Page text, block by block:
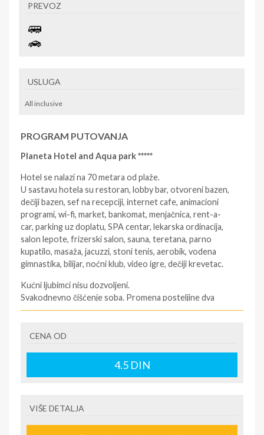
PREVOZ
USLUGA
All inclusive
PROGRAM PUTOVANJA
Planeta Hotel and Aqua park *****
Hotel se nalazi na 70 metara od plaže.
U sastavu hotela su restoran, lobby bar, otvoreni bazen,
dečiji bazen, sef na recepciji, internet cafe, animacioni
programi, wi-fi, market, bankomat, menjačnica, rent-a-
car, parking uz doplatu, SPA centar, lekarska ordinacija,
salon lepote, frizerski salon, sauna, teretana, parno
kupatilo, masaža, jacuzzi, stoni tenis, aerobik, vodena
gimnastika, bilijar, noćni klub, video igre, dečiji krevetac.
Kućni ljubimci nisu dozvoljeni.
Svakodnevno čišćenje soba. Promena posteljine dva
puta nedeljno a peškira svakog dana. Kozmetićki set u
TV – sat, fen za kosu, terasu.
– Prvo dete od do 11.99 godina uz dve punoplative
osobe – besplatno;
–Parkingse doplaćuje na licu mesta na recepciji – 11€
CENA OD
4.5DIN
VIŠE DETALJA